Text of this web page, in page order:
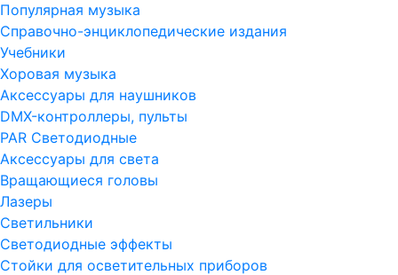
Популярная музыка
Справочно-энциклопедические издания
Учебники
Хоровая музыка
Аксессуары для наушников
DMX-контроллеры, пульты
PAR Светодиодные
Аксессуары для света
Вращающиеся головы
Лазеры
Светильники
Светодиодные эффекты
Стойки для осветительных приборов